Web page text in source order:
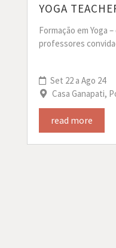
YOGA
Formação em Yoga
professores
Set 22 a Ago 24
Casa Ganapati,
read more